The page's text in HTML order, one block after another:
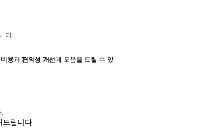
다.
용과 편의성 개선에 도움을 드릴 수 있
.
드립니다.